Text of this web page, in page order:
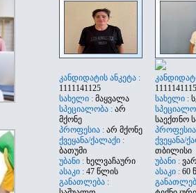
კანდიდატის ანკეტა :
1111141125
სახელი : მაყვალა
სპეციალობა : არ
მქონე
პროფესია : არ მქონე
ქვეყანა/ქალაქი :
ბათუმი
უბანი : ხელვაჩაური
ასაკი : 47 წლის
განათლება :
1111141115
სახელი :
საექთნო
ქვეყანა/
თბილისი
უბანი :
ასაკი : 60